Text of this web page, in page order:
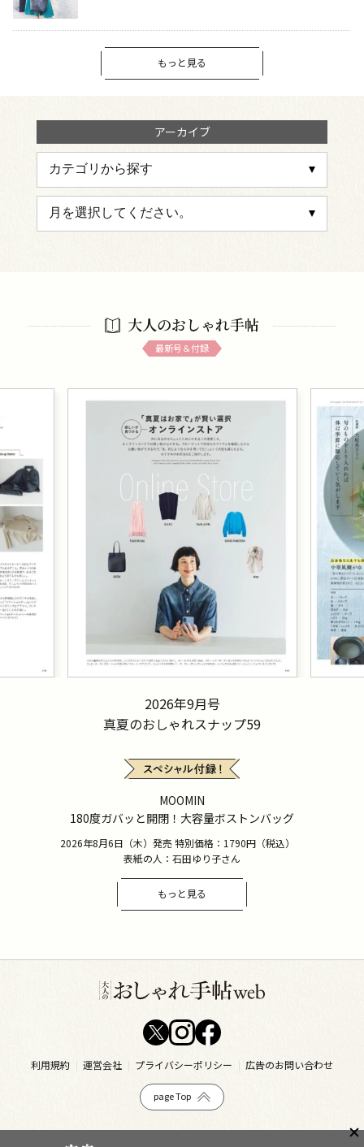
もっと見る
アーカイブ
大人のおしゃれ手帖
最新号＆付録
2026年9月号
真夏のおしゃれスナップ59
MOOMIN
180度ガバッと開閉！大容量ボストンバッグ
2026年8月6日（木）発売 特別価格：1790円（税込）
表紙の人：石田ゆり子さん
もっと見る
利用規約 運営会社 プライバシーポリシー 広告のお問い合わせ
page Top